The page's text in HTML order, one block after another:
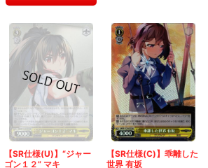
【SR仕様(U)】“ジャー
ゴン１２” マキ
【SR仕様(C)】乖離した
世界 有坂